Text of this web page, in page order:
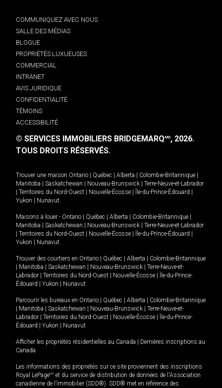
COMMUNIQUEZ AVEC NOUS
SALLE DES MÉDIAS
BLOGUE
PROPRIÉTÉS LUXUEUSES
COMMERCIAL
INTRANET
AVIS JURIDIQUE
CONFIDENTIALITÉ
TÉMOINS
ACCESSIBILITÉ
© SERVICES IMMOBILIERS BRIDGEMARQMD, 2026.
TOUS DROITS RÉSERVÉS.
Trouver une maison Ontario Québec Alberta Colombie-Britannique
Manitoba
Saskatchewan Nouveau-Brunswick
Terre-Neuve-et-Labrador
Territoires du Nord-Ouest Nouvelle-Écosse Île-du-Prince-Édouard
Yukon
Nunavut.
Maisons à louer - Ontario Québec Alberta Colombie-Britannique
Manitoba
Saskatchewan Nouveau-Brunswick
Terre-Neuve-et-Labrador
Territoires du Nord-Ouest Nouvelle-Écosse Île-du-Prince-Édouard
Yukon
Nunavut.
Trouver des courtiers en Ontario Québec Alberta
Colombie-Britannique
Manitoba Saskatchewan Nouveau-Brunswick
Terre-Neuve-et-
Labrador
Territoires du Nord-Ouest Nouvelle-Écosse
Île-du-Prince-
Édouard
Yukon Nunavut
Parcourir les bureaux en Ontario Québec Alberta
Colombie-Britannique
Manitoba Saskatchewan Nouveau-Brunswick
Terre-Neuve-et-
Labrador
Territoires du Nord-Ouest Nouvelle-Écosse
Île-du-Prince-
Édouard
Yukon Nunavut
Afficher les propriétés résidentielles au Canada
Dernières inscriptions au
Canada
Les informations des propriétés sur ce site proviennent des inscriptions
Royal LePageMD et du service de distribution de données de l'Association
canadienne de l’immobilier (SDD®). SDD® met en référence des